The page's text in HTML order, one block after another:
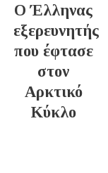
Ο Έλληνας
εξερευνητής
που έφτασε
στον
Αρκτικό
Κύκλο